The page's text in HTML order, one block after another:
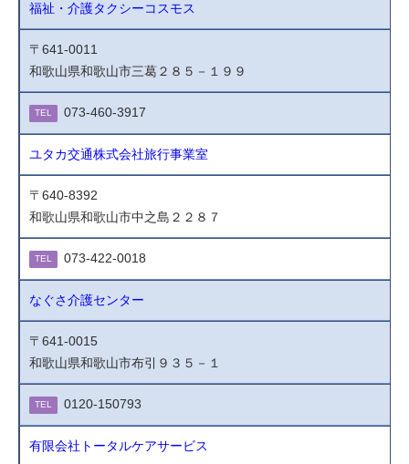
福祉・介護タクシーコスモス
〒641-0011
和歌山県和歌山市三葛２８５－１９９
TEL 073-460-3917
ユタカ交通株式会社旅行事業室
〒640-8392
和歌山県和歌山市中之島２２８７
TEL 073-422-0018
なぐさ介護センター
〒641-0015
和歌山県和歌山市布引９３５－１
TEL 0120-150793
有限会社トータルケアサービス